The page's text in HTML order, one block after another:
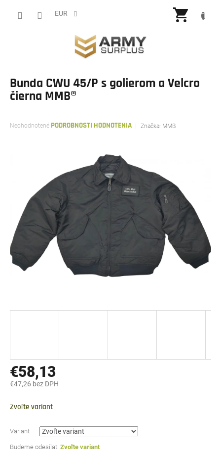
EUR
Bunda CWU 45/P s golierom a Velcro
čierna MMB®
Priemerné
Neohodnotené PODROBNOSTI HODNOTENIA Značka: MMB
€58,13
€47,26 bez DPH
cena:
Zvoľte variant
Variant
Zvoľte variant